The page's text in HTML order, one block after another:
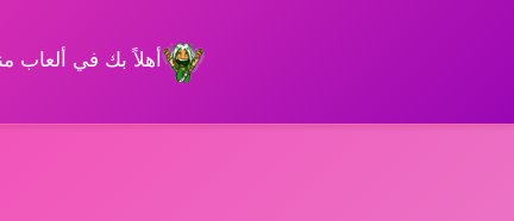
أهلاً بك في ألعاب